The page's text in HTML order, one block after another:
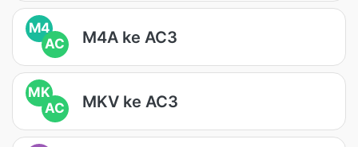
M4
AC
M4A ke AC3
MK
AC
MKV ke AC3